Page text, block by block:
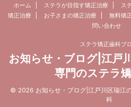
ホーム ステラが目指す矯正治療 ス
矯正治療
お子さまの矯正治療 無料矯
問い合わせ
ステラ矯正歯科ブ
お知らせ・ブログ|江戸
専門のステラ
© 2026 お知らせ・ブログ|江戸川区瑞江
科